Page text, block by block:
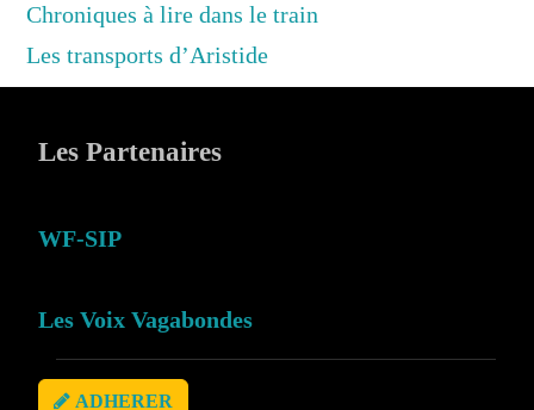
Chroniques à lire dans le train
Les transports d’Aristide
Les Partenaires
WF-SIP
Les Voix Vagabondes
ADHERER